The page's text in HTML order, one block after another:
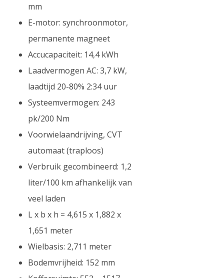
mm
E-motor: synchroonmotor,
permanente magneet
Accucapaciteit: 14,4 kWh
Laadvermogen AC: 3,7 kW,
laadtijd 20-80% 2:34 uur
Systeemvermogen: 243
pk/200 Nm
Voorwielaandrijving, CVT
automaat (traploos)
Verbruik gecombineerd: 1,2
liter/100 km afhankelijk van
veel laden
L x b x h = 4,615 x 1,882 x
1,651 meter
Wielbasis: 2,711 meter
Bodemvrijheid: 152 mm